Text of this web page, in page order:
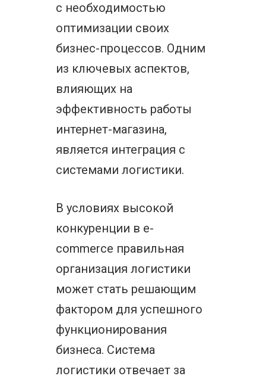
с необходимостью
оптимизации своих
бизнес-процессов. Одним
из ключевых аспектов,
влияющих на
эффективность работы
интернет-магазина,
является интеграция с
системами логистики.
В условиях высокой
конкуренции в e-
commerce правильная
организация логистики
может стать решающим
фактором для успешного
функционирования
бизнеса. Система
логистики отвечает за